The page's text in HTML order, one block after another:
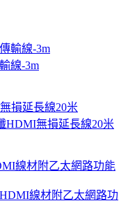
線-3m
HDMI無損延長線20米
線材附乙太網路功